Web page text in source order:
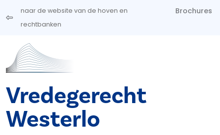
Overslaan en naar de inhoud gaan
naar de website van de hoven en
rechtbanken
Brochures
Vredegerecht
Westerlo